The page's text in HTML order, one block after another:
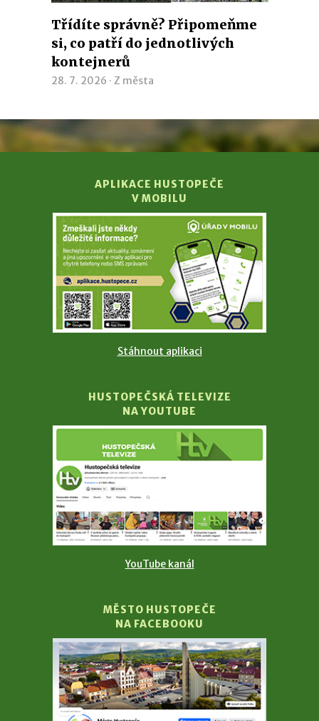
Třídíte správně? Připomeňme
si, co patří do jednotlivých
kontejnerů
28. 7. 2026 · Z města
APLIKACE HUSTOPEČE
V MOBILU
Stáhnout aplikaci
HUSTOPEČSKÁ TELEVIZE
NA YOUTUBE
YouTube kanál
MĚSTO HUSTOPEČE
NA FACEBOOKU